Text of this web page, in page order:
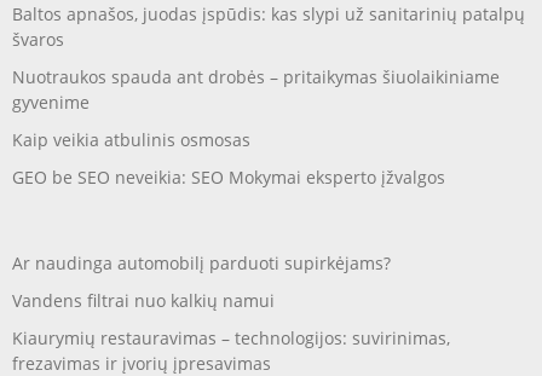
Baltos apnašos, juodas įspūdis: kas slypi už sanitarinių patalpų
švaros
Nuotraukos spauda ant drobės – pritaikymas šiuolaikiniame
gyvenime
Kaip veikia atbulinis osmosas
GEO be SEO neveikia: SEO Mokymai eksperto įžvalgos
Ar naudinga automobilį parduoti supirkėjams?
Vandens filtrai nuo kalkių namui
Kiaurymių restauravimas – technologijos: suvirinimas,
frezavimas ir įvorių įpresavimas